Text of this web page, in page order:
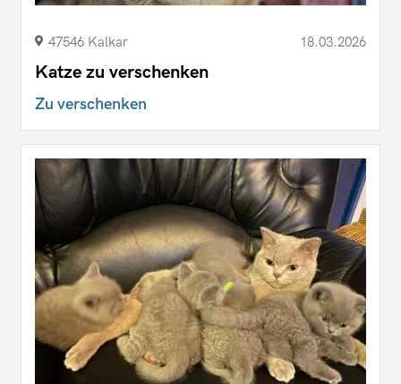
47546 Kalkar 18.03.2026
Katze zu verschenken
Zu verschenken